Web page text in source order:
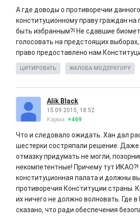
А где доводы о противоречии
конституционному праву граждан на
быть избранным?! Не сдавшие
голосовать на предстоящих
право предоставлено нам
ЦИТИРОВАТЬ ЖАЛОБА МОДЕРАТОРУ
Alik Black
15.09.2015, 18:52
Карма: +469
Что и следовало ожидать. Хан дал
шестерки состряпали решение.
отмазку придумать не могли,
некомпетентные! Причему тут ИКАО?!
конституционная палата и должны
противоречия Конституции страны.
их ничего не должно волновать. Где
сказано, что ради обеспечения